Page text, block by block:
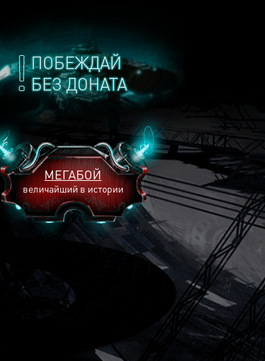
ПОБЕЖДАЙ
БЕЗ ДОНАТА
МЕГАБОЙ
величайший в истории